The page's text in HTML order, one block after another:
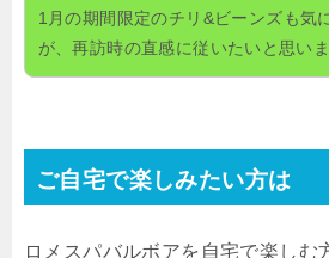
1月の期間限定のチリ &ビーンズも気
が、再訪時の直感に従いたいと思いま
ご自宅で楽しみたい方は
ロメスパバルボアを自宅で楽しむ